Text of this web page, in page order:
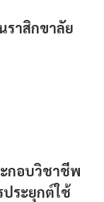
ราสิกขาลัย
กอบวิชาชีพ
ประยุกต์ใช้